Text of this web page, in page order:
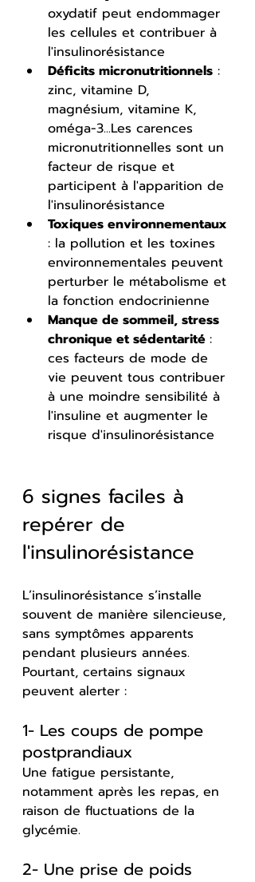
oxydatif peut endommager
les cellules et contribuer à
l'insulinorésistance
Déficits micronutritionnels :
zinc, vitamine D,
magnésium, vitamine K,
oméga-3...Les carences
micronutritionnelles sont un
facteur de risque et
participent à l'apparition de
l'insulinorésistance
Toxiques environnementaux
: la pollution et les toxines
environnementales peuvent
perturber le métabolisme et
la fonction endocrinienne
Manque de sommeil, stress
chronique et sédentarité :
ces facteurs de mode de
vie peuvent tous contribuer
à une moindre sensibilité à
l'insuline et augmenter le
risque d'insulinorésistance
6 signes faciles à
repérer de
l'insulinorésistance
L’insulinorésistance s’installe
souvent de manière silencieuse,
sans symptômes apparents
pendant plusieurs années.
Pourtant, certains signaux
peuvent alerter :
1- Les coups de pompe
postprandiaux
Une fatigue persistante,
notamment après les repas, en
raison de fluctuations de la
glycémie.
2- Une prise de poids